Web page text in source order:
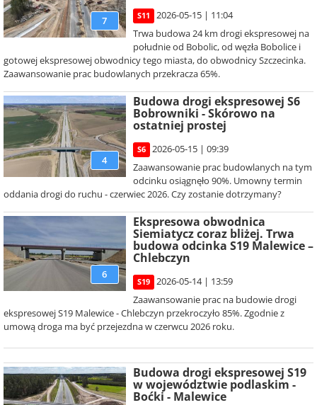
7 S11
2026-05-15 | 11:04
Trwa budowa 24 km drogi ekspresowej na
południe od Bobolic, od węzła Bobolice i
gotowej ekspresowej obwodnicy tego miasta, do obwodnicy Szczecinka.
Zaawansowanie prac budowlanych przekracza 65%.
4
Budowa drogi ekspresowej S6
Bobrowniki - Skórowo na
ostatniej prostej
S6
2026-05-15 | 09:39
Zaawansowanie prac budowlanych na tym
odcinku osiągnęło 90%. Umowny termin
oddania drogi do ruchu - czerwiec 2026. Czy zostanie dotrzymany?
6
Ekspresowa obwodnica
Siemiatycz coraz bliżej. Trwa
budowa odcinka S19 Malewice –
Chlebczyn
S19
2026-05-14 | 13:59
Zaawansowanie prac na budowie drogi
ekspresowej S19 Malewice - Chlebczyn przekroczyło 85%. Zgodnie z
umową droga ma być przejezdna w czerwcu 2026 roku.
Budowa drogi ekspresowej S19
w województwie podlaskim -
Boćki - Malewice